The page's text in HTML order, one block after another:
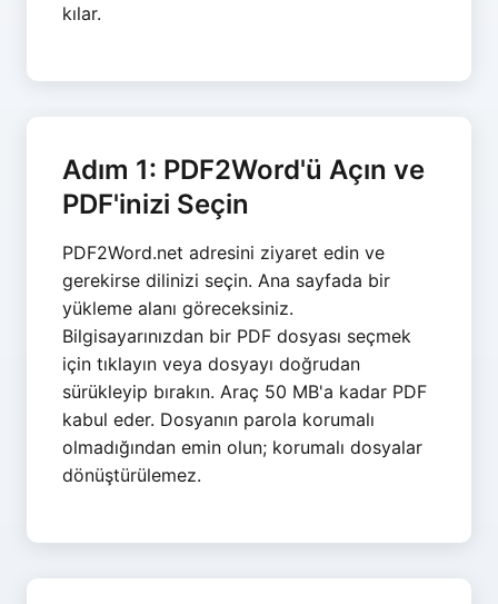
kılar.
Adım 1: PDF2Word'ü Açın ve
PDF'inizi Seçin
PDF2Word.net adresini ziyaret edin ve
gerekirse dilinizi seçin. Ana sayfada bir
yükleme alanı göreceksiniz.
Bilgisayarınızdan bir PDF dosyası seçmek
için tıklayın veya dosyayı doğrudan
sürükleyip bırakın. Araç 50 MB'a kadar PDF
kabul eder. Dosyanın parola korumalı
olmadığından emin olun; korumalı dosyalar
dönüştürülemez.